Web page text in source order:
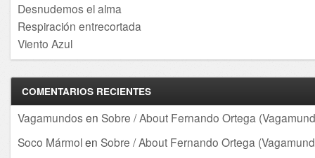
Desnudemos el alma
Respiración entrecortada
Viento Azul
COMENTARIOS RECIENTES
Vagamundos en Sobre / About Fernando Ortega
Soco Mármolen Sobre / About Fernando Ortega